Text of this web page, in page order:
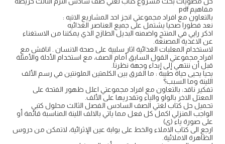
مفاهيم pdf
بالتعاون مع افراد مجموعتي انجز احد المشاريع الاتيه :
نعد فطورا صحيا يشتمل على جميع العناصر الغذائيه
اذكر رايي في المنتج واضمنه البديل الطازج الذي يمكننا من الاستغناء
عن الاغذية المصنعة.
لاستخدام المعلبات الغذائية اثار سلبية على صحة الانسان . اناقش مع
افراد مجموعتي القول السابق أمام الصف، مع استخدام الأدلة والأمثلة
قبل أن ننتهي إلى إبداء وجهة نظرنا.
يحيا يحيى حياة طيبة : ما الفرق بين الكلمتين الملونتين في رسم الألف
اللينة وما السبب؟
تفكير ناقد: بالتعاون مع افراد مجموعتي اعلل ظهور الفتحة على
المعتل الاخر بالواو والياء وتقدريها على الألف.
تحميل حل كتاب لغتي الصف السادس الفصل الثالث محلول كتبي
الواجب المنزلي اكمل كل فعل مما ياتي بالالف اللينة المناسبة قائمة أو
على صورة ياء (ى)
ارجع الى كتاب الاملاء والخط على بوابة عين الإثرائية، لاتمكن من دروس
الظاهرة الاملائية.